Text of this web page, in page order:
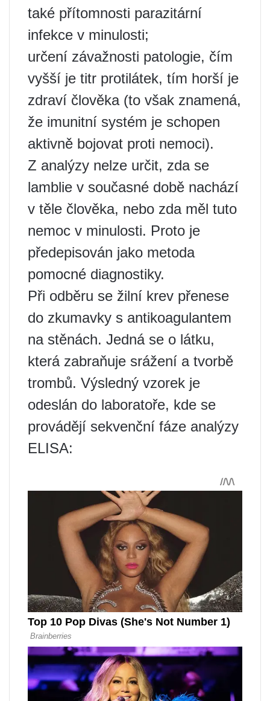
také přítomnosti parazitární
infekce v minulosti;
určení závažnosti patologie, čím
vyšší je titr protilátek, tím horší je
zdraví člověka (to však znamená,
že imunitní systém je schopen
aktivně bojovat proti nemoci).
Z analýzy nelze určit, zda se
lamblie v současné době nachází
v těle člověka, nebo zda měl tuto
nemoc v minulosti. Proto je
předepisován jako metoda
pomocné diagnostiky.
Při odběru se žilní krev přenese
do zkumavky s antikoagulantem
na stěnách. Jedná se o látku,
která zabraňuje srážení a tvorbě
trombů. Výsledný vzorek je
odeslán do laboratoře, kde se
provádějí sekvenční fáze analýzy
ELISA: